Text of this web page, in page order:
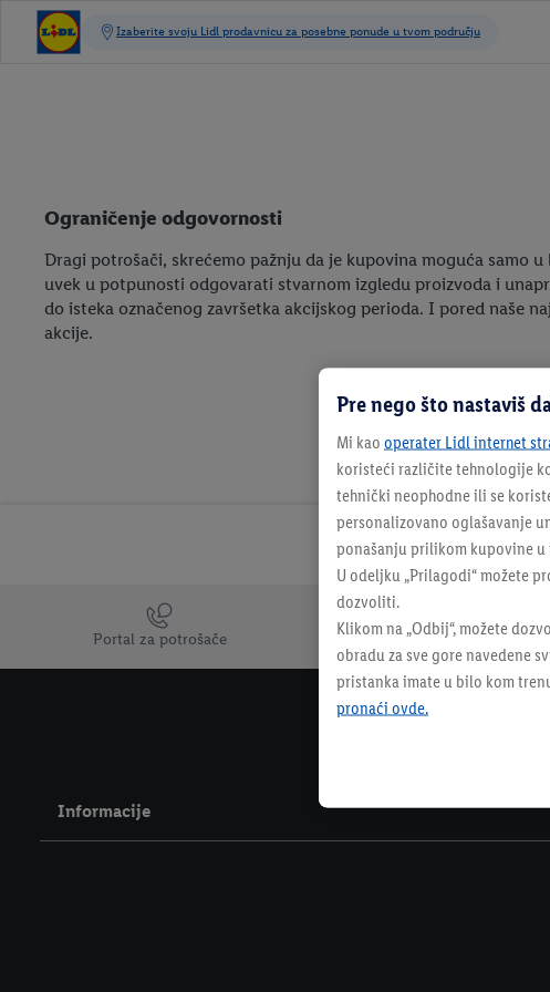
Ograničenje odgovornosti
Dragi potrošači, skrećemo pažnju da je kupovina moguća samo
uvek u potpunosti odgovarati stvarnom izgledu proizvoda i
do isteka označenog završetka akcijskog perioda. I pored naše
akcije.
Portal za potrošače
Informacije
Pre nego što nastaviš
Mi kao operater Lidl internet
koristeći različite tehnologije
tehnički neophodne ili se
personalizovano oglašavanje
ponašanju prilikom kupovine
U odeljku „Prilagodi“ možete
dozvoliti.
Klikom na „Odbij“, možete
obradu za sve gore navedene
pristanka imate u bilo kom
pronaći ovde.